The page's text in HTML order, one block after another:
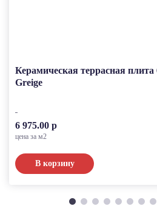
Керамическая террасная плита
Greige
6 975.00 р
цена за м2
В корзину